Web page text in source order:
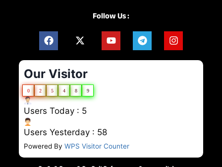
Follow Us :
Our Visitor
0 2 5 4 8 9
Users Today : 5
Users Yesterday : 58
Powered By WPS Visitor Counter